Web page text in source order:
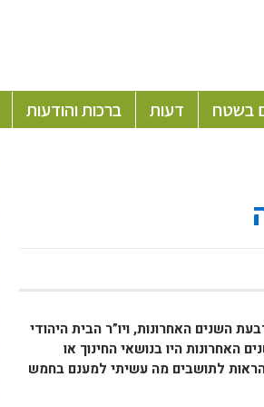
בשטח דעות ברכות והודעות
השנים האחרונות, ויו”ר הבית היהודי
היו בנושאי החינוך או
לתושבים מה עשיתי למענם בחמש